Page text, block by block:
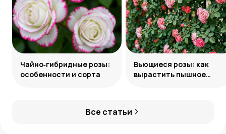
Все статьи
Чайно‑гибридные розы:
особенности и сорта
Вьющиеся розы: как
вырастить пышное